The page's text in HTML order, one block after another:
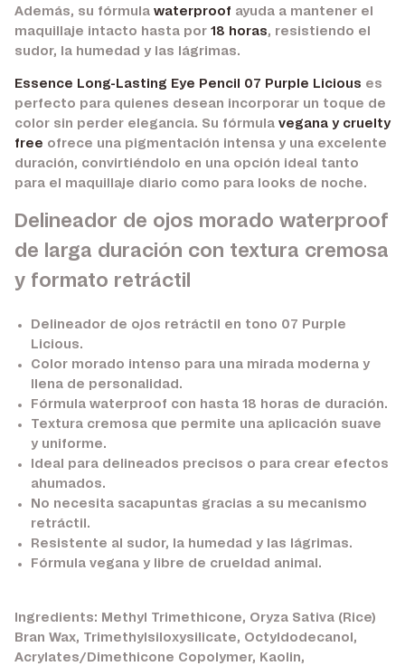
Además, su fórmula waterproof ayuda a mantener el
maquillaje intacto hasta por 18 horas, resistiendo el
sudor, la humedad y las lágrimas.
Essence Long-Lasting Eye Pencil 07 Purple Licious es
perfecto para quienes desean incorporar un toque de
color sin perder elegancia. Su fórmula vegana y cruelty
free ofrece una pigmentación intensa y una excelente
duración, convirtiéndolo en una opción ideal tanto
para el maquillaje diario como para looks de noche.
Delineador de ojos morado waterproof
de larga duración con textura cremosa
y formato retráctil
Delineador de ojos retráctil en tono 07 Purple
Licious.
Color morado intenso para una mirada moderna y
llena de personalidad.
Fórmula waterproof con hasta 18 horas de duración.
Textura cremosa que permite una aplicación suave
y uniforme.
Ideal para delineados precisos o para crear efectos
ahumados.
No necesita sacapuntas gracias a su mecanismo
retráctil.
Resistente al sudor, la humedad y las lágrimas.
Fórmula vegana y libre de crueldad animal.
Ingredients: Methyl Trimethicone, Oryza Sativa (Rice)
Bran Wax, Trimethylsiloxysilicate, Octyldodecanol,
Acrylates/Dimethicone Copolymer, Kaolin,